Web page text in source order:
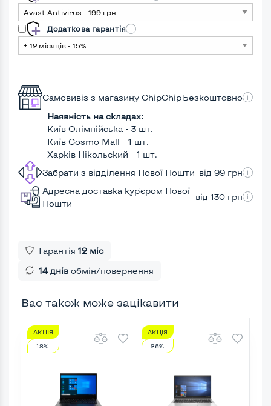
Додаткова гарантія
Самовивіз з магазину ChipChipБезкоштовно
Наявність на складах:
Київ Олімпійська - 3 шт.
Київ Cosmo Mall - 1 шт.
Харків Нікольский - 1 шт.
Забрати з відділення Нової Пошти від 99 грн
Адресна доставка кур'єром Нової
Пошти
від 130 грн
Гарантія 12 міс
14 днів обмін/повернення
Вас також може зацікавити
АКЦІЯ
-18%
АКЦІЯ
-26%